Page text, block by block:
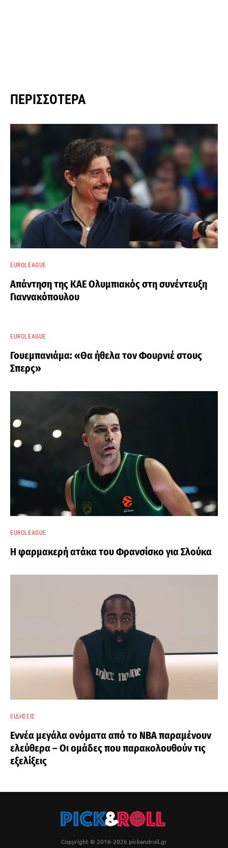
ΠΕΡΙΣΣΌΤΕΡΑ
EUROLEAGUE
Απάντηση της ΚΑΕ Ολυμπιακός στη συνέντευξη
Γιαννακόπουλου
EUROLEAGUE
Γουεμπανιάμα: «Θα ήθελα τον Φουρνιέ στους
Σπερς»
EUROLEAGUE
Η φαρμακερή ατάκα του Φρανσίσκο για Σλούκα
ΕΙΔΉΣΕΙΣ
Εννέα μεγάλα ονόματα από το ΝΒΑ παραμένουν
ελεύθερα – Οι ομάδες που παρακολουθούν τις
εξελίξεις
Copyright © 2016-2026 pickandroll.gr